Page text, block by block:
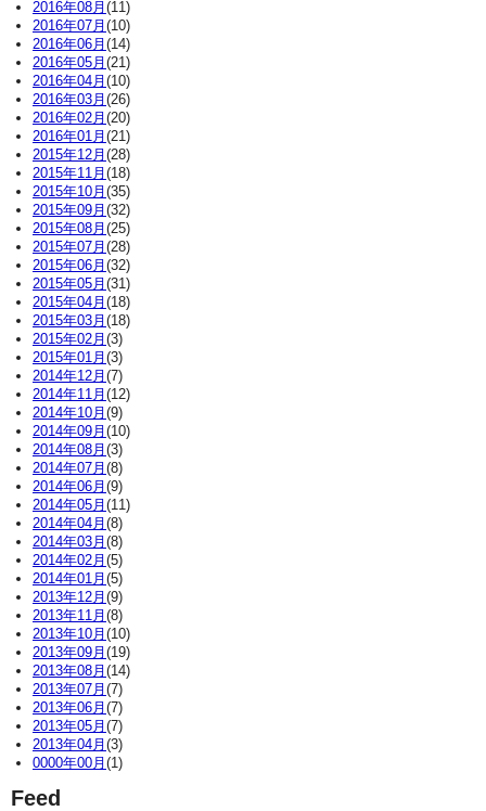
2016年08月 (11)
2016年07月 (10)
2016年06月 (14)
2016年05月 (21)
2016年04月 (10)
2016年03月 (26)
2016年02月 (20)
2016年01月 (21)
2015年12月 (28)
2015年11月 (18)
2015年10月 (35)
2015年09月 (32)
2015年08月 (25)
2015年07月 (28)
2015年06月 (32)
2015年05月 (31)
2015年04月 (18)
2015年03月 (18)
2015年02月 (3)
2015年01月 (3)
2014年12月 (7)
2014年11月 (12)
2014年10月 (9)
2014年09月 (10)
2014年08月 (3)
2014年07月 (8)
2014年06月 (9)
2014年05月 (11)
2014年04月 (8)
2014年03月 (8)
2014年02月 (5)
2014年01月 (5)
2013年12月 (9)
2013年11月 (8)
2013年10月 (10)
2013年09月 (19)
2013年08月 (14)
2013年07月 (7)
2013年06月 (7)
2013年05月 (7)
2013年04月 (3)
0000年00月 (1)
Feed